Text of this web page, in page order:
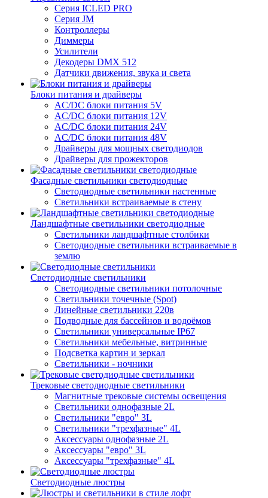
Серия ICLED PRO
Серия JM
Контроллеры
Диммеры
Усилители
Декодеры DMX 512
Датчики движения, звука и света
Блоки питания и драйверы
AC/DC блоки питания 5V
AC/DC блоки питания 12V
AC/DC блоки питания 24V
AC/DC блоки питания 48V
Драйверы для мощных светодиодов
Драйверы для прожекторов
Фасадные светильники светодиодные
Светодиодные светильники настенные
Светильники встраиваемые в стену
Ландшафтные светильники светодиодные
Светильники ландшафтные столбики
Светодиодные светильники встраиваемые в
землю
Светодиодные светильники
Светодиодные светильники потолочные
Светильники точечные (Spot)
Линейные светильники 220в
Подводные для бассейнов и водоёмов
Светильники универсальные IP67
Светильники мебельные, витринные
Подсветка картин и зеркал
Светильники - ночники
Трековые светодиодные светильники
Магнитные трековые системы освещения
Светильники однофазные 2L
Светильники "евро" 3L
Светильники "трехфазные" 4L
Аксессуары однофазные 2L
Аксессуары "евро" 3L
Аксессуары "трехфазные" 4L
Светодиодные люстры